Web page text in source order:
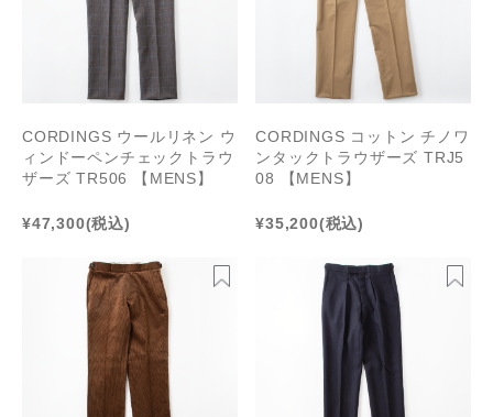
CORDINGS ウールリネン ウ
ィンドーペンチェックトラウ
ザーズ TR506 【MENS】
¥47,300(税込)
CORDINGS コットン チノワ
ンタックトラウザーズ TRJ5
08 【MENS】
¥35,200(税込)